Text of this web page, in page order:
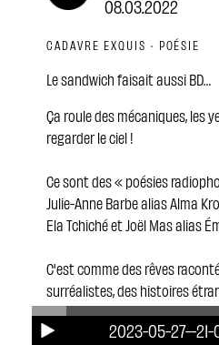
2023-05-27--
08.03.2022
CADAVRE EXQUIS · POÉSIE
Le sandwich faisait aussi BD…
Ça roule des mécaniques, les
regarder le ciel !
Ce sont des « poésies
Julie-Anne Barbe alias Alma
Ela Tchiché et Joël Mas alias
C'est comme des rêves
surréalistes, des histoires
beauté font bon ménage